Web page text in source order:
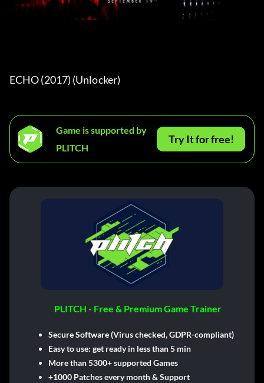
ECHO (2017) (Unlocker)
Game is supported by
PLITCH
Try It for free!
PLITCH - Free & Premium Game Trainer
Secure Software (Virus checked, GDPR-compliant)
Easy to use: get ready in less than 5 min
More than 5300+ supported Games
+1000 Patches every month & Support